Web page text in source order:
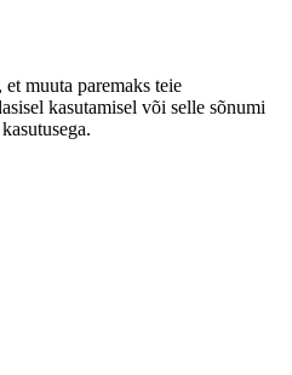
muuta paremaks teie
kasutamisel või selle sõnumi